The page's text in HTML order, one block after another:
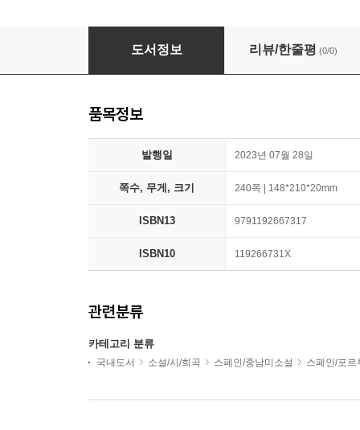
소유에 관한 아주 짧은 관심
도서정보 리뷰/한줄평 (0/0)
품목정보
발행일 2023년 07월 28일
쪽수, 무게, 크기 240쪽 | 148*210*20mm
ISBN13 9791192667317
ISBN10 119266731X
관련분류
카테고리 분류
국내도서 소설/시/희곡 스페인/중남미소설 스페인/포르